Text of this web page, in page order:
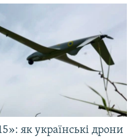
як українські дрони